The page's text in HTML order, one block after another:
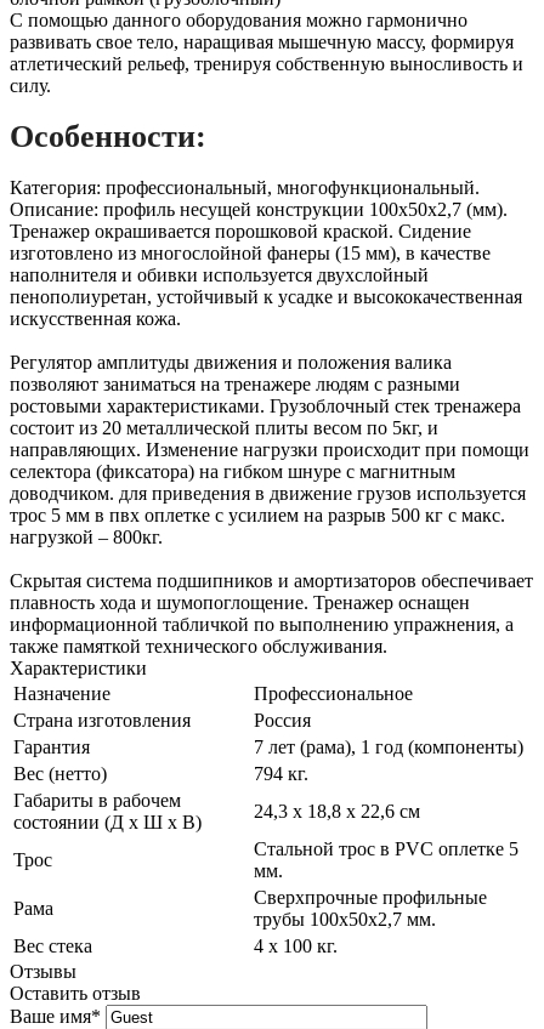
С помощью данного оборудования можно гармонично
развивать свое тело, наращивая мышечную массу, формируя
атлетический рельеф, тренируя собственную выносливость и
силу.
Особенности:
Категория: профессиональный, многофункциональный.
Описание: профиль несущей конструкции 100х50х2,7 (мм).
Тренажер окрашивается порошковой краской. Сидение
изготовлено из многослойной фанеры (15 мм), в качестве
наполнителя и обивки используется двухслойный
пенополиуретан, устойчивый к усадке и высококачественная
искусственная кожа.
Регулятор амплитуды движения и положения валика
позволяют заниматься на тренажере людям с разными
ростовыми характеристиками. Грузоблочный стек тренажера
состоит из 20 металлической плиты весом по 5кг, и
направляющих. Изменение нагрузки происходит при помощи
селектора (фиксатора) на гибком шнуре с магнитным
доводчиком. для приведения в движение грузов используется
трос 5 мм в пвх оплетке с усилием на разрыв 500 кг с макс.
нагрузкой – 800кг.
Скрытая система подшипников и амортизаторов обеспечивает
плавность хода и шумопоглощение. Тренажер оснащен
информационной табличкой по выполнению упражнения, а
также памяткой технического обслуживания.
Характеристики
Назначение
Профессиональное
Страна изготовления
Россия
Гарантия
7 лет (рама), 1 год (компоненты)
Вес (нетто)
794 кг.
Габариты в рабочем
состоянии (Д х Ш х В)
24,3 х 18,8 х 22,6 см
Трос
Стальной трос в PVC оплетке 5
мм.
Рама
Сверхпрочные профильные
трубы 100х50х2,7 мм.
Вес стека
4 х 100 кг.
Отзывы
Оставить отзыв
Ваше имя*